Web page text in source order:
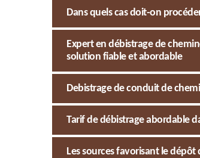
Dans quels cas doit-on
Expert en débistrage de
solution fiable et abordable
Debistrage de conduit de
Tarif de débistrage abordable
Les sources favorisant le